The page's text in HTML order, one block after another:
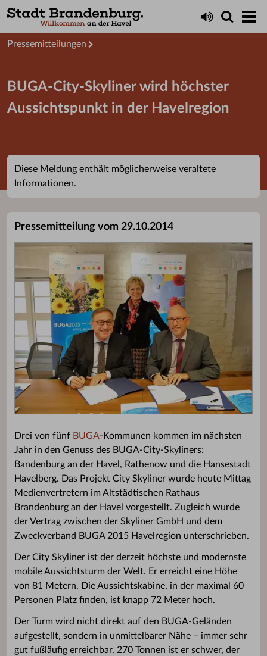
Presseservice
Pressemitteilungen
BUGA-City-Skyliner wird höchster
Aussichtspunkt in der Havelregion
Diese Meldung enthält möglicherweise veraltete
Informationen.
Pressemitteilung vom 29.10.2014
Drei von fünf BUGA-Kommunen kommen im nächsten
Jahr in den Genuss des BUGA-City-Skyliners:
Bandenburg an der Havel, Rathenow und die Hansestadt
Havelberg. Das Projekt City Skyliner wurde heute Mittag
Medienvertretern im Altstädtischen Rathaus
Brandenburg an der Havel vorgestellt. Zugleich wurde
der Vertrag zwischen der Skyliner GmbH und dem
Zweckverband BUGA 2015 Havelregion unterschrieben.
Der City Skyliner ist der derzeit höchste und modernste
mobile Aussichtsturm der Welt. Er erreicht eine Höhe
von 81 Metern. Die Aussichtskabine, in der maximal 60
Personen Platz finden, ist knapp 72 Meter hoch.
Der Turm wird nicht direkt auf den BUGA-Geländen
aufgestellt, sondern in unmittelbarer Nähe – immer sehr
gut fußläufig erreichbar. 270 Tonnen ist er schwer, der